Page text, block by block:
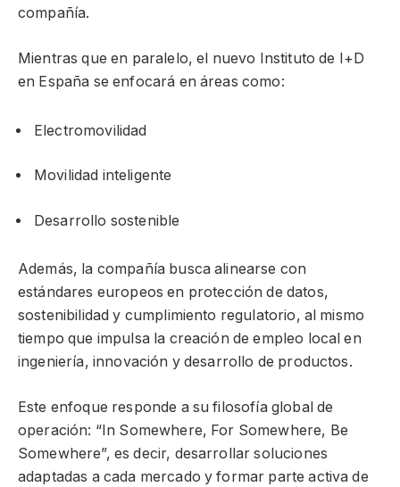
compañía.
Mientras que en paralelo, el nuevo Instituto de I+D
en España se enfocará en áreas como:
Electromovilidad
Movilidad inteligente
Desarrollo sostenible
Además, la compañía busca alinearse con
estándares europeos en protección de datos,
sostenibilidad y cumplimiento regulatorio, al mismo
tiempo que impulsa la creación de empleo local en
ingeniería, innovación y desarrollo de productos.
Este enfoque responde a su filosofía global de
operación: “In Somewhere, For Somewhere, Be
Somewhere”, es decir, desarrollar soluciones
adaptadas a cada mercado y formar parte activa de